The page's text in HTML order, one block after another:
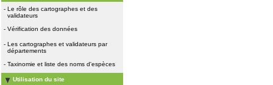
- Le rôle des cartographes et des
validateurs
- Vérification des données
- Les cartographes et validateurs par
départements
- Taxinomie et liste des noms d'espèces
Utilisation du site